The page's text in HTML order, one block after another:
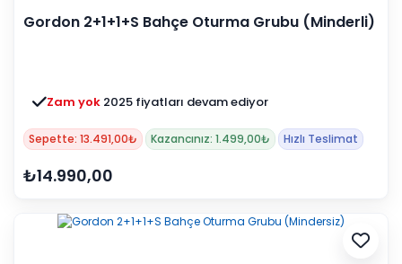
Gordon 2+1+1+S Bahçe Oturma Grubu (Minderli)
Zam yok 2025 fiyatları devam ediyor
Sepette: 13.491,00₺ Kazancınız: 1.499,00₺ Hızlı Teslimat
₺14.990,00